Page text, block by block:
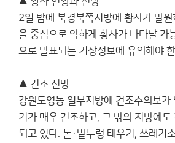
2일 밤에 북경북쪽지방에 황사가 발
을 중심으로 약하게 황사가 나타날 가
으로 발표되는 기상정보에 유의해야
▲ 건조 전망
강원도영동 일부지방에 건조주의보가
기가 매우 건조하고, 그 밖의 지방에
되고 있다. 논·밭두렁 태우기, 쓰레기